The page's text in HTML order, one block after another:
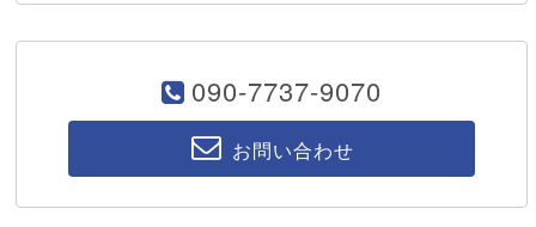
090-7737-9070
お問い合わせ